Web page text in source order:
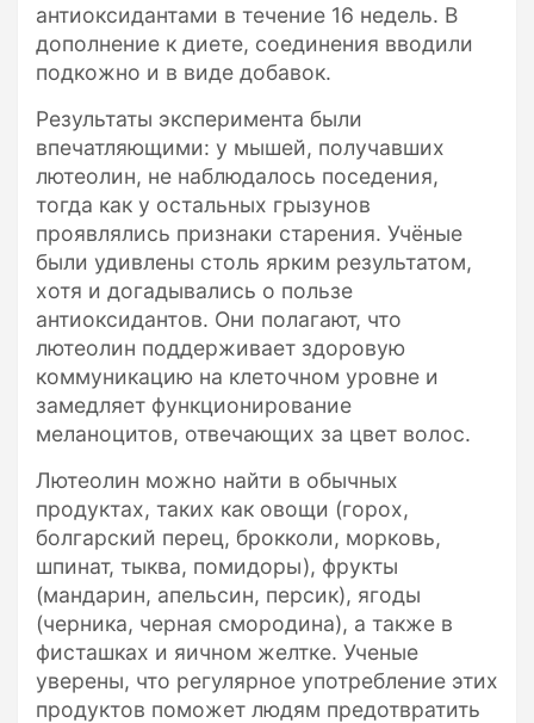
антиоксидантами в течение 16 недель. В
дополнение к диете, соединения вводили
подкожно и в виде добавок.
Результаты эксперимента были
впечатляющими: у мышей, получавших
лютеолин, не наблюдалось поседения,
тогда как у остальных грызунов
проявлялись признаки старения. Учёные
были удивлены столь ярким результатом,
хотя и догадывались о пользе
антиоксидантов. Они полагают, что
лютеолин поддерживает здоровую
коммуникацию на клеточном уровне и
замедляет функционирование
меланоцитов, отвечающих за цвет волос.
Лютеолин можно найти в обычных
продуктах, таких как овощи (горох,
болгарский перец, брокколи, морковь,
шпинат, тыква, помидоры), фрукты
(мандарин, апельсин, персик), ягоды
(черника, черная смородина), а также в
фисташках и яичном желтке. Ученые
уверены, что регулярное употребление этих
продуктов поможет людям предотвратить